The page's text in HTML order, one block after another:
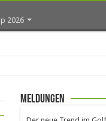
2026
Meldungen